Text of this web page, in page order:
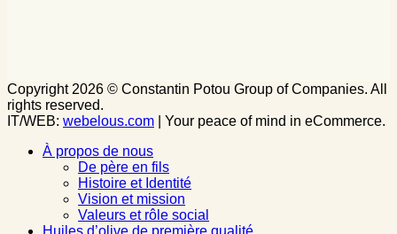
Copyright 2026 © Constantin Potou Group of Companies. All
rights reserved.
IT/WEB: webelous.com | Your peace of mind in eCommerce.
À propos de nous
De père en fils
Histoire et Identité
Vision et mission
Valeurs et rôle social
Huiles d’olive de première qualité